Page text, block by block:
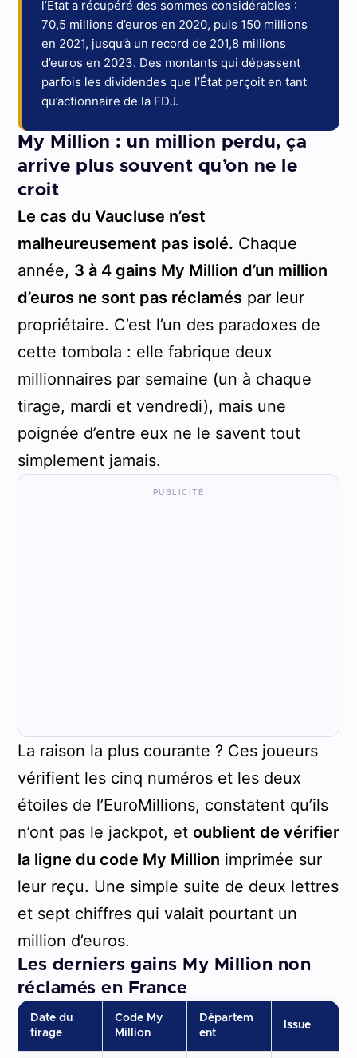
l’État a récupéré des sommes considérables :
70,5 millions d’euros en 2020, puis 150 millions
en 2021, jusqu’à un record de 201,8 millions
d’euros en 2023. Des montants qui dépassent
parfois les dividendes que l’État perçoit en tant
qu’actionnaire de la FDJ.
My Million : un million perdu, ça
arrive plus souvent qu’on ne le
croit
Le cas du Vaucluse n’est
malheureusement pas isolé. Chaque
année, 3 à 4 gains My Million d’un million
d’euros ne sont pas réclaméspar leur
propriétaire. C’est l’un des paradoxes de
cette tombola : elle fabrique deux
millionnaires par semaine (un à chaque
tirage, mardi et vendredi), mais une
poignée d’entre eux ne le savent tout
simplement jamais.
La raison la plus courante ? Ces joueurs
vérifient les cinq numéros et les deux
étoiles de l’EuroMillions, constatent qu’ils
n’ont pas le jackpot, et oublient de vérifier
la ligne du code My Million imprimée sur
leur reçu. Une simple suite de deux lettres
et sept chiffres qui valait pourtant un
million d’euros.
Les derniers gains My Million non
réclamés en France
Date du
tirage
Code My
Million
Départem
ent
Issue